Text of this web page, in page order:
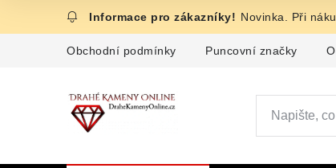
Novinka. Při
Obchodní podmínky Puncovní značky